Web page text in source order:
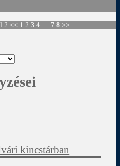
2 << 1 2 3 4 7 8 >>
kincstárban